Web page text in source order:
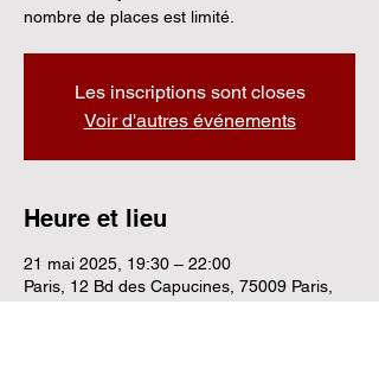
nombre de places est limité.
Les inscriptions sont closes
Voir d'autres événements
Heure et lieu
21 mai 2025, 19:30 – 22:00
Paris, 12 Bd des Capucines, 75009 Paris,